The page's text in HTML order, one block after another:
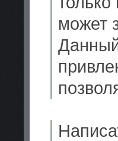
может